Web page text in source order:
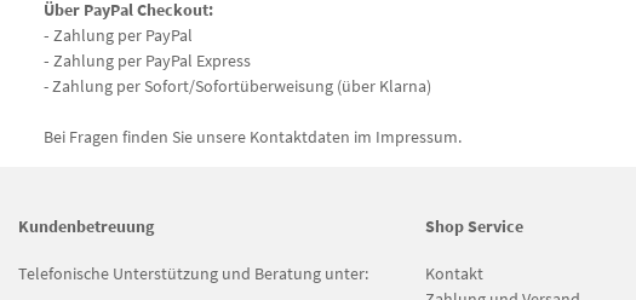
Über PayPal Checkout:
- Zahlung per PayPal
- Zahlung per PayPal Express
- Zahlung per Sofort/Sofortüberweisung (über Klarna)
Bei Fragen finden Sie unsere Kontaktdaten im Impressum.
Kundenbetreuung
Telefonische Unterstützung und Beratung unter:
Shop Service
Kontakt